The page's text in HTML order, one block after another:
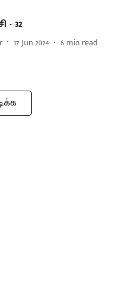
- 32
17 Jun 2024 6 min read